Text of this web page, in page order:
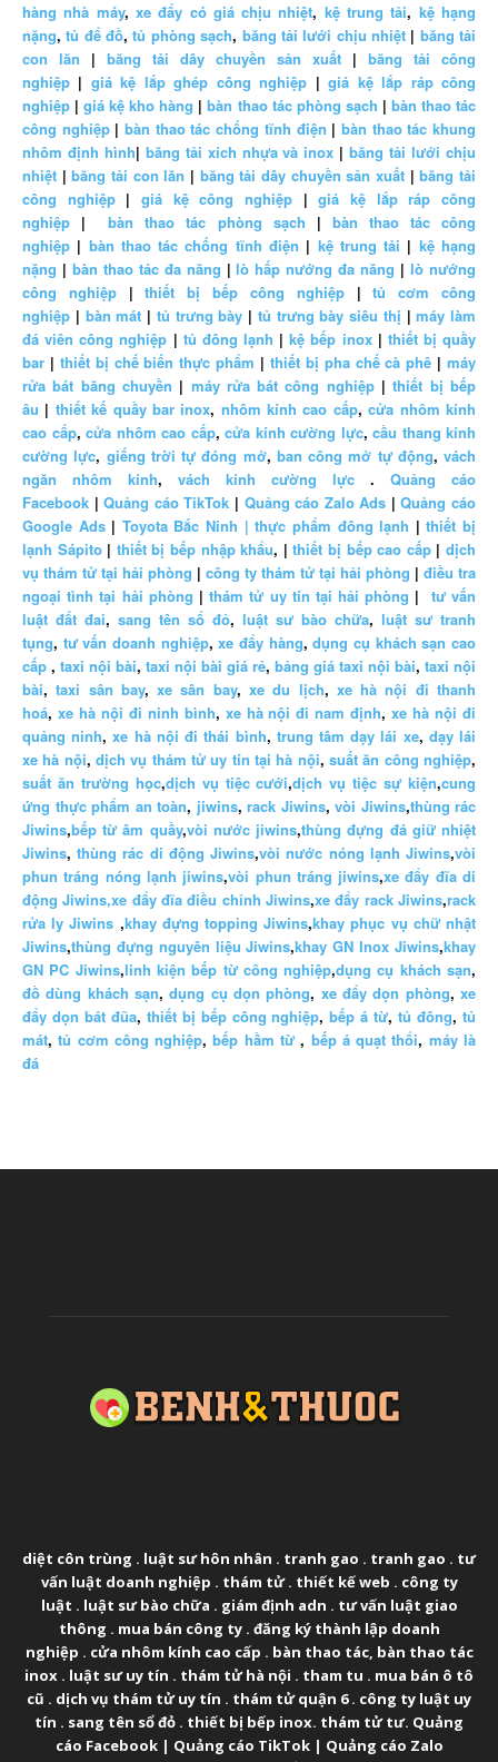
hàng nhà máy, xe đẩy có giá chịu nhiệt, kệ trung tải, kệ hạng
nặng,tủ để đồ,tủ phòng sạch, băng tải lưới chịu nhiệt| băng tải
con lăn | băng tải dây chuyền sản xuất | băng tải công
nghiệp | giá kệ lắp ghép công nghiệp |giá kệ lắp ráp công
nghiệp |giá kệ kho hàng |bàn thao tác phòng sạch | bàn thao tác
công nghiệp|bàn thao tác chống tĩnh điện | bàn thao tác khung
nhôm định hình| băng tải xích nhựa và inox |băng tải lưới chịu
nhiệt |băng tải con lăn | băng tải dây chuyền sản xuất |băng tải
công nghiệp|giá kệ công nghiệp |giá kệ lắp ráp công
nghiệp |bàn thao tác phòng sạch | bàn thao tác công
nghiệp | bàn thao tác chống tĩnh điện | kệ trung tải | kệ hạng
nặng | bàn thao tác đa năng |lò hấp nướng đa năng |lò nướng
công nghiệp|thiết bị bếp công nghiệp|tủ cơm công
nghiệp | bàn mát | tủ trưng bày | tủ trưng bày siêu thị |máy làm
đá viên công nghiệp | tủ đông lạnh |kệ bếp inox| thiết bị quầy
bar | thiết bị chế biến thực phẩm | thiết bị pha chế cà phê | máy
rửa bát băng chuyền | máy rửa bát công nghiệp|thiết bị bếp
âu | thiết kế quầy bar inox, nhôm kính cao cấp,cửa nhôm kính
cao cấp, cửa nhôm cao cấp, cửa kính cường lực, cầu thang kính
cường lực, giếng trời tự đóng mở, ban công mở tự động, vách
ngăn nhôm kính, vách kính cường lực . Quảng cáo
Facebook |Quảng cáo TikTok | Quảng cáo Zalo Ads |Quảng cáo
Google Ads| Toyota Bắc Ninh | thực phẩm đông lạnh |thiết bị
lạnh Sápito | thiết bị bếp nhập khẩu, |thiết bị bếp cao cấp|dịch
vụ thám tử tại hải phòng | công ty thám tử tại hải phòng | điều tra
ngoại tình tại hải phòng |thám tử uy tín tại hải phòng | tư vấn
luật đất đai, sang tên sổ đỏ, luật sư bào chữa, luật sư tranh
tụng, tư vấn doanh nghiệp,xe đẩy hàng,dụng cụ khách sạn cao
cấp , taxi nội bài, taxi nội bài giá rẻ, bảng giá taxi nội bài, taxi nội
bài,taxi sân bay,xe sân bay,xe du lịch, xe hà nội đi thanh
hoá, xe hà nội đi ninh bình, xe hà nội đi nam định,xe hà nội đi
quảng ninh,xe hà nội đi thái bình, trung tâm dạy lái xe, dạy lái
xe hà nội,dịch vụ thám tử uy tín tại hà nội,suất ăn công nghiệp,
suất ăn trường học,dịch vụ tiệc cưới,dịch vụ tiệc sự kiện,cung
ứng thực phẩm an toàn, jiwins, rack Jiwins, vòi Jiwins,thùng rác
Jiwins,bếp từ âm quầy,vòi nước jiwins,thùng đựng đá giữ nhiệt
Jiwins,thùng rác di động Jiwins,vòi nước nóng lạnh Jiwins,vòi
phun tráng nóng lạnh jiwins,vòi phun tráng jiwins,xe đẩy đĩa di
động Jiwins,xe đẩy đĩa điều chỉnh Jiwins,xe đẩy rack Jiwins,rack
rửa ly Jiwins ,khay đựng topping Jiwins,khay phục vụ chữ nhật
Jiwins,thùng đựng nguyên liệu Jiwins,khay GN Inox Jiwins,khay
GN PC Jiwins,linh kiện bếp từ công nghiệp,dụng cụ khách sạn,
đồ dùng khách sạn,dụng cụ dọn phòng, xe đẩy dọn phòng,xe
đẩy dọn bát đũa, thiết bị bếp công nghiệp,bếp á từ,tủ đông,tủ
mát,tủ cơm công nghiệp,bếp hầm từ , bếp á quạt thổi, máy là
đá
diệt côn trùng . luật sư hôn nhân . tranh gao . tranh gao . tư
vấn luật doanh nghiệp . thám tử. thiết kế web . công ty
luật . luật sư bào chữa . giám định adn . tư vấn luật giao
thông . mua bán công ty. đăng ký thành lập doanh
nghiệp . cửa nhôm kính cao cấp . bàn thao tác, bàn thao tác
inox . luật sư uy tín . thám tử hà nội . tham tu . mua bán ô tô
cũ . dịch vụ thám tử uy tín . thám tử quận 6. công ty luật uy
tín . sang tên sổ đỏ . thiết bị bếp inox. thám tử tư. Quảng
cáo Facebook| Quảng cáo TikTok| Quảng cáo Zalo